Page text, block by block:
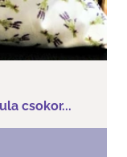
csokor...